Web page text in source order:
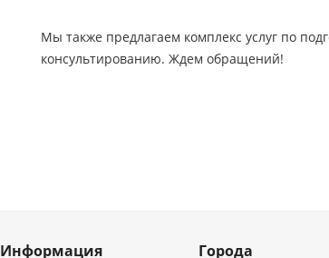
Мы также предлагаем комплекс услуг по
консультированию. Ждем обращений!
Информация Города